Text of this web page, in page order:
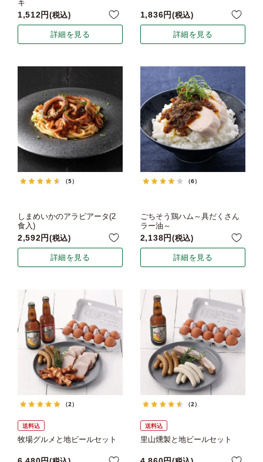
キ
1,512 税込
詳細を見る
1,836 税込
詳細を見る
（5）
しまめいかのアラビアータ(2
食入)
2,592 税込
詳細を見る
（6）
ごちそう鶏ハム～具だくさん
ラー油～
2,138 税込
詳細を見る
（2）
送料込
牧場グルメと地ビールセット
（2）
送料込
里山燻製と地ビールセット